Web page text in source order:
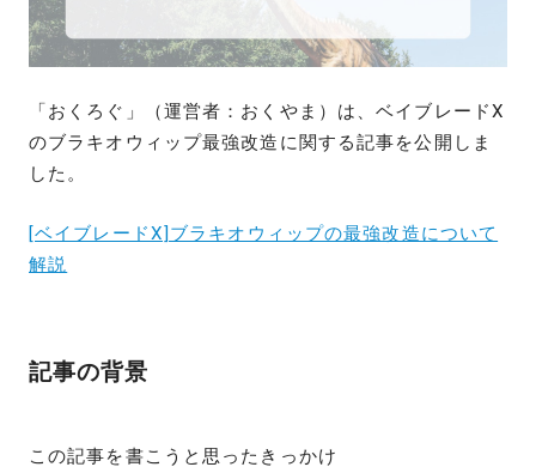
「おくろぐ」（運営者：おくやま）は、ベイブレードX
のブラキオウィップ最強改造に関する記事を公開しま
した。
[ベイブレードX]ブラキオウィップの最強改造について
解説
記事の背景
この記事を書こうと思ったきっかけ